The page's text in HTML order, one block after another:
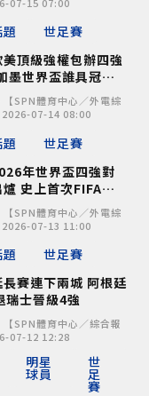
世足賽
頂級強權包辦四強
墨世界盃誰具冠軍
SPN體育中心／外電綜
2026-07-14 08:00
世足賽
年世界盃四強對
史上首次FIFA排
聚準決賽
SPN體育中心／外電綜
2026-07-13 11:00
世足賽
賽連下兩城 阿根廷
瑞士晉級4強
SPN體育中心／綜合報
07-12 12:28
明星
球員
世
足
賽
同意